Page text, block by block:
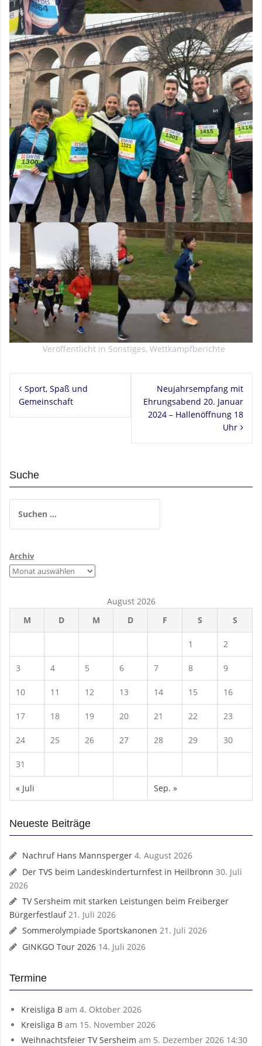
Veröffentlicht in Sonstiges, Wettkampfberichte
Sport, Spaß und
Gemeinschaft
Neujahrsempfang mit
Ehrungsabend 20. Januar
2024 – Hallenöffnung 18
Uhr
Suche
nach:
Archiv
August 2026
M
D M D F S S
1 2
3 4 5 6 7 8 9
10 11 12 13 14 15 16
17 18 19 20 21 22 23
24 25 26 27 28 29 30
31
« Juli Sep. »
Neueste Beiträge
Nachruf Hans Mannsperger 4. August 2026
Der TVS beim Landeskinderturnfest in Heilbronn 30. Juli
2026
TV Sersheim mit starken Leistungen beim Freiberger
Bürgerfestlauf 21. Juli 2026
Sommerolympiade Sportskanonen 21. Juli 2026
GINKGO Tour 2026 14. Juli 2026
Termine
Kreisliga B am 4. Oktober 2026
Kreisliga B am 15. November 2026
Weihnachtsfeier TV Sersheim am 5. Dezember 2026 14:30